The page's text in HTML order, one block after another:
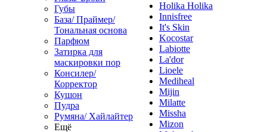
Губы
База/ Праймер/
Тональная основа
Парфюм
Затирка для
маскировки пор
Консилер/
Корректор
Кушон
Пудра
Румяна/ Хайлайтер
Ещё
Holika Holika
Innisfree
It's Skin
Kocostar
Labiotte
La'dor
Lioele
Mediheal
Mijin
Milatte
Missha
Mizon